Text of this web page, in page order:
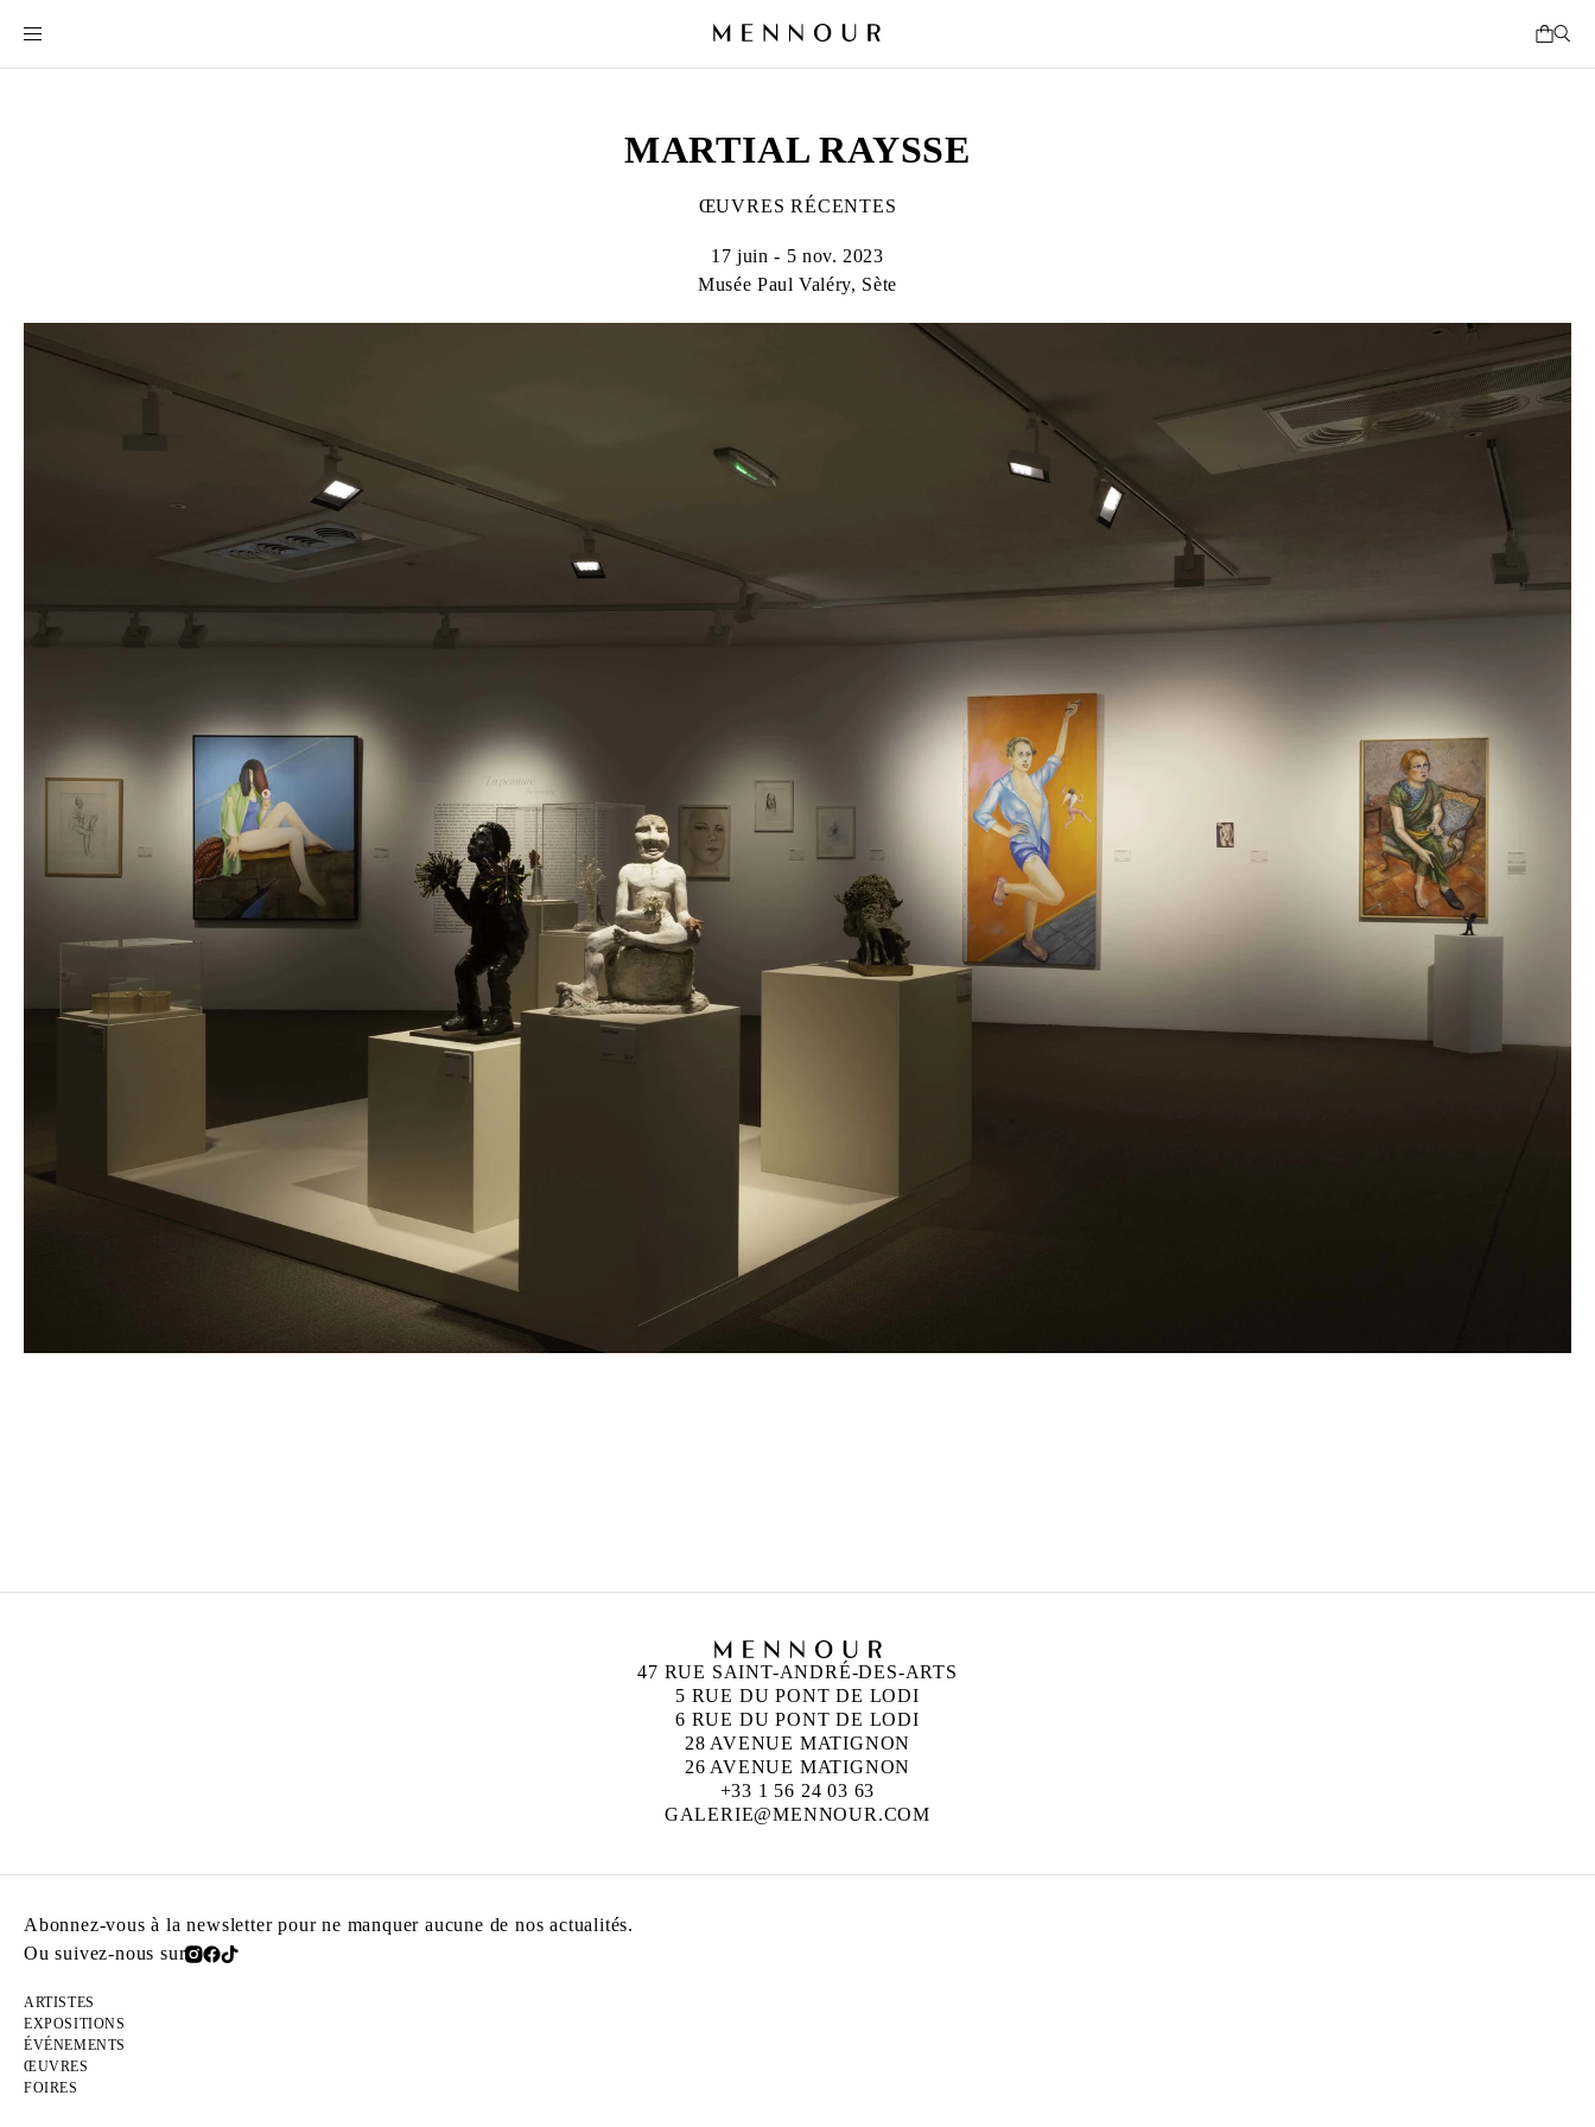
MARTIAL RAYSSE
ŒUVRES RÉCENTES
17 juin - 5 nov. 2023
Musée Paul Valéry, Sète
47 RUE SAINT-ANDRÉ-DES-ARTS
5 RUE DU PONT DE LODI
6 RUE DU PONT DE LODI
28 AVENUE MATIGNON
26 AVENUE MATIGNON
+33 1 56 24 03 63
GALERIE@MENNOUR.COM
Abonnez-vous à la newsletter pour ne manquer aucune de nos actualités.
Ou suivez-nous sur
ARTISTES
EXPOSITIONS
ÉVÉNEMENTS
ŒUVRES
FOIRES